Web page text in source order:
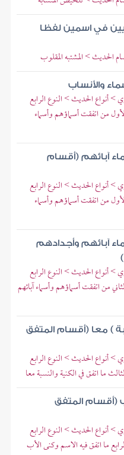
في اسمين لفظا
الحديث > المشتبه المقلوب
والأنساب
أنواع الحديث > النوع الرابع
من اتفقت أسماؤهم وأسماء
آبائهم (أقسام
أنواع الحديث > النوع الرابع
من اتفقت أسماؤهم وأسماء
آبائهم وأجدادهم
أنواع الحديث > النوع الرابع
من اتفقت أسماؤهم وأسماء آبائهم
) معا (أقسام المتفق
أنواع الحديث > النوع الرابع
ما اتفق في الكنية والنسبة معا
(أقسام المتفق
أنواع الحديث > النوع الرابع
ما اتفق فيه الاسم وكنى الأب